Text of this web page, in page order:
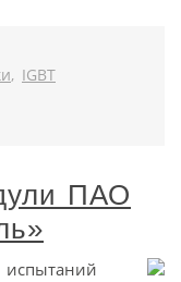
, IGBT
ПАО
испытаний